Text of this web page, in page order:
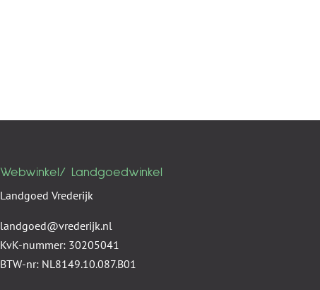
Webwinkel/ Landgoedwinkel
Landgoed Vrederijk
landgoed@vrederijk.nl
KvK-nummer: 30205041
BTW-nr: NL8149.10.087.B01